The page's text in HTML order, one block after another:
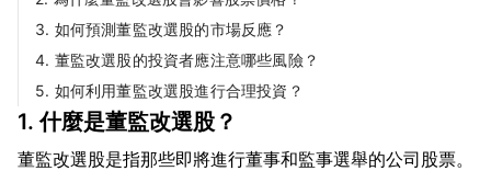
3. 如何預測董監改選股的市場反應？
4. 董監改選股的投資者應注意哪些風險？
5. 如何利用董監改選股進行合理投資？
1. 什麼是董監改選股？
董監改選股是指那些即將進行董事和監事選舉的公司股票。